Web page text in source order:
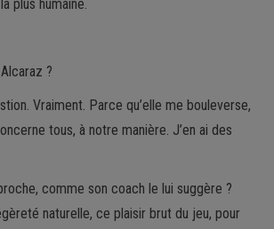
plus humaine.
?
Vraiment. Parce qu’elle me bouleverse,
tous, à notre manière. J’en ai des
comme son coach le lui suggère ?
naturelle, ce plaisir brut du jeu, pour